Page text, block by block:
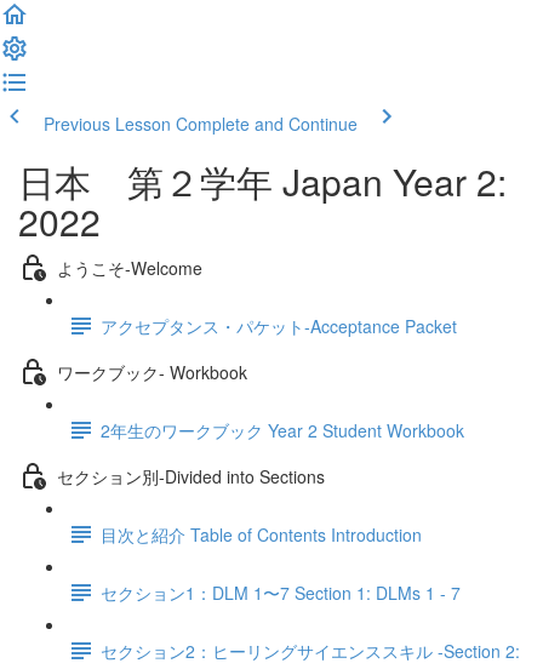
Previous Lesson Complete and Continue
日本 第２学年 Japan Year 2:
2022
ようこそ‐Welcome
アクセプタンス・パケット‐Acceptance Packet
ワークブック- Workbook
2年生のワークブック Year 2 Student Workbook
セクション別‐Divided into Sections
目次と紹介 Table of Contents Introduction
セクション1：DLM 1〜7 Section 1: DLMs 1 - 7
セクション2：ヒーリングサイエンススキル -Section 2: